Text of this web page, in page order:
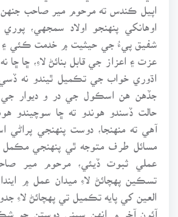
اپيل ڪندس ته مرحوم مير صاحب
اوهانکي پنهنجو اولاد سمجهي،
شفيق پيءُ جي حيثيت ۾ خدمت ڪئي ۽
عزت ۽ اعزاز جي قابل بنائڻ لاءِ، ڇا
اڌوري خواب جي تڪميل ٿيندو نه
جڏهن هن اسڪول جي در و ديوار
حالت ڏسندو هوندو ته ڇا سوچيندو
آهي ته منهنجا، دوست پنهنجي
مسائل طرف متوجه ٿي پنهنجي مڪمل
عملي ثبوت ڏيئي، مرحوم مير
تسڪين پهچائڻ لاءِ ميدان عمل ۾
العين کي پايه تڪميل تي پهچائڻ لاءِ
آئون آخر ۾ انهن سڀني دوستن جو